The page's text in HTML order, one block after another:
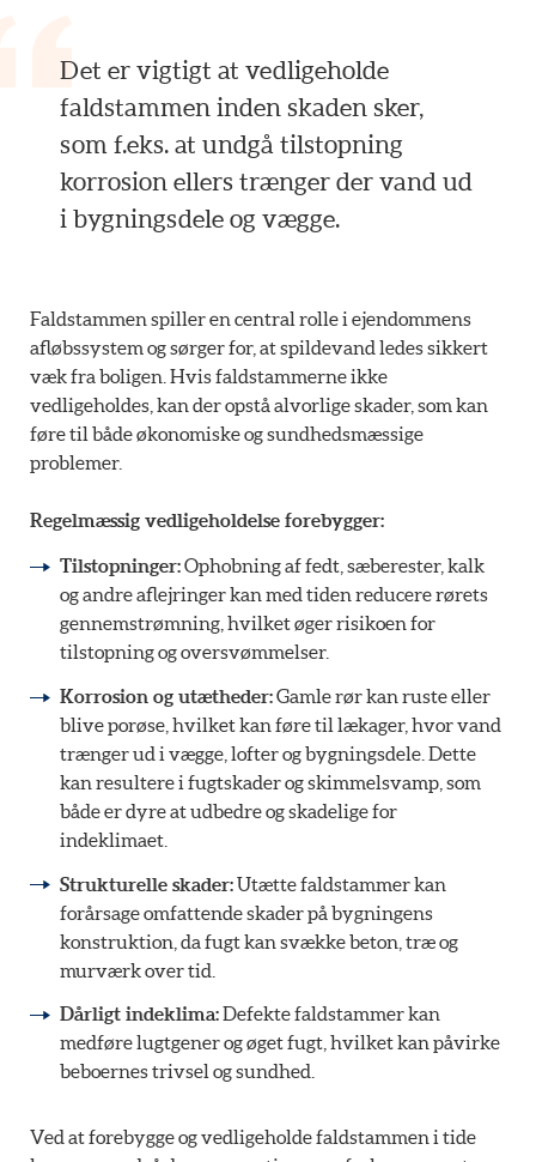
Det er vigtigt at vedligeholde
faldstammen inden skaden sker,
som f.eks. at undgå tilstopning
korrosion ellers trænger der vand ud
i bygningsdele og vægge.
Faldstammen spiller en central rolle i ejendommens
afløbssystem og sørger for, at spildevand ledes sikkert
væk fra boligen. Hvis faldstammerne ikke
vedligeholdes, kan der opstå alvorlige skader, som kan
føre til både økonomiske og sundhedsmæssige
problemer.
Regelmæssig vedligeholdelse forebygger:
Tilstopninger:Ophobning af fedt, sæberester, kalk
og andre aflejringer kan med tiden reducere rørets
gennemstrømning, hvilket øger risikoen for
tilstopning og oversvømmelser.
Korrosion og utætheder:Gamle rør kan ruste eller
blive porøse, hvilket kan føre til lækager, hvor vand
trænger ud i vægge, lofter og bygningsdele. Dette
kan resultere i fugtskader og skimmelsvamp, som
både er dyre at udbedre og skadelige for
indeklimaet.
Strukturelle skader:Utætte faldstammer kan
forårsage omfattende skader på bygningens
konstruktion, da fugt kan svække beton, træ og
murværk over tid.
Dårligt indeklima:Defekte faldstammer kan
medføre lugtgener og øget fugt, hvilket kan påvirke
beboernes trivsel og sundhed.
Ved at forebygge og vedligeholde faldstammen i tide